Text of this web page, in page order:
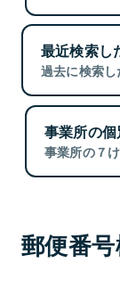
最近検索し
過去に検索し
事業所の
事業所の７
郵便番